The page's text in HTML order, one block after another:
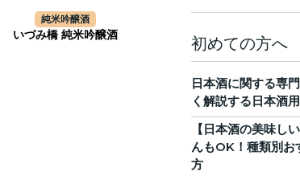
純米吟醸酒
いづみ橋 純米吟醸酒 初めての方へ
日本酒に関する専
く解説する日本酒
【日本酒の美味し
んもOK！種類別お
方